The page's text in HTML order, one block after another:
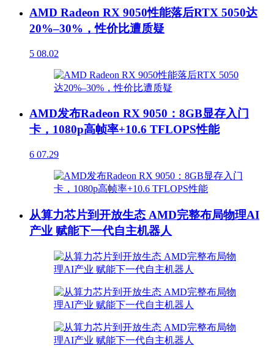
AMD Radeon RX 9050性能落后RTX 5050达
20%–30%，性价比遭质疑
5 08.02
AMD发布Radeon RX 9050：8GB显存入门
卡，1080p高帧率+10.6 TFLOPS性能
6 07.29
从算力芯片到开放生态 AMD完整布局物理AI
产业 赋能下一代自主机器人